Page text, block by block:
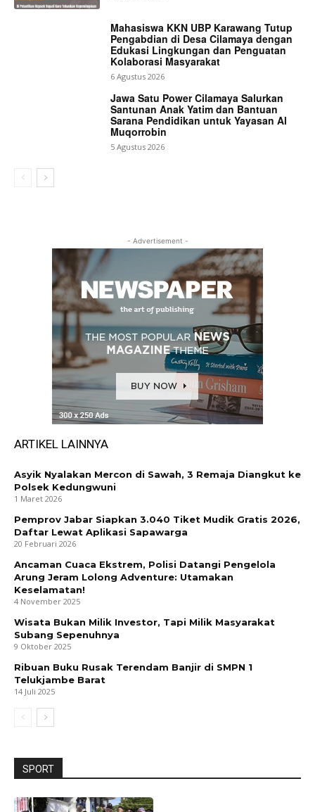
Mahasiswa KKN UBP Karawang Tutup
Pengabdian di Desa Cilamaya dengan
Edukasi Lingkungan dan Penguatan
Kolaborasi Masyarakat
6 Agustus 2026
Jawa Satu Power Cilamaya Salurkan
Santunan Anak Yatim dan Bantuan
Sarana Pendidikan untuk Yayasan Al
Muqorrobin
5 Agustus 2026
- Advertisement -
ARTIKEL LAINNYA
Asyik Nyalakan Mercon di Sawah, 3 Remaja Diangkut ke
Polsek Kedungwuni
1 Maret 2026
Pemprov Jabar Siapkan 3.040 Tiket Mudik Gratis 2026,
Daftar Lewat Aplikasi Sapawarga
20 Februari 2026
Ancaman Cuaca Ekstrem, Polisi Datangi Pengelola
Arung Jeram Lolong Adventure: Utamakan
Keselamatan!
4 November 2025
Wisata Bukan Milik Investor, Tapi Milik Masyarakat
Subang Sepenuhnya
9 Oktober 2025
Ribuan Buku Rusak Terendam Banjir di SMPN 1
Telukjambe Barat
14 Juli 2025
SPORT